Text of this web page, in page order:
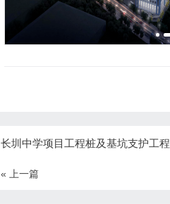
长圳中学项目工程桩及基坑支护工程
« 上一篇